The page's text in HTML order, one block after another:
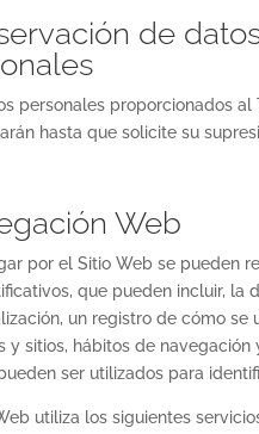
de
personales proporcionados al
hasta que solicite su
Web
por el Sitio Web se pueden
que pueden incluir, la
un registro de cómo se
y sitios, hábitos de navegación
ser utilizados para
utiliza los siguientes